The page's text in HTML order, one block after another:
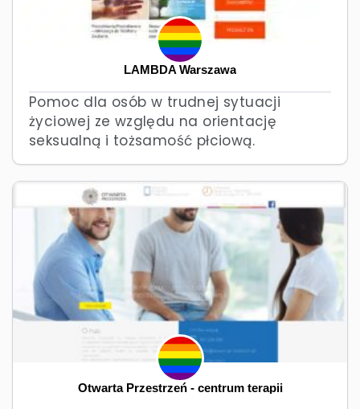
LAMBDA Warszawa
Pomoc dla osób w trudnej sytuacji
życiowej ze względu na orientację
seksualną i tożsamość płciową.
Otwarta Przestrzeń - centrum terapii